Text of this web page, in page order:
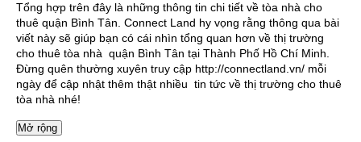
Tổng hợp trên đây là những thông tin chi tiết về tòa nhà cho
thuê quận Bình Tân. Connect Land hy vọng rằng thông qua bài
viết này sẽ giúp bạn có cái nhìn tổng quan hơn về thị trường
cho thuê tòa nhà quận Bình Tân tại Thành Phố Hồ Chí Minh.
Đừng quên thường xuyên truy cập http://connectland.vn/ mỗi
ngày để cập nhật thêm thật nhiều tin tức về thị trường cho thuê
tòa nhà nhé!
Mở rộng